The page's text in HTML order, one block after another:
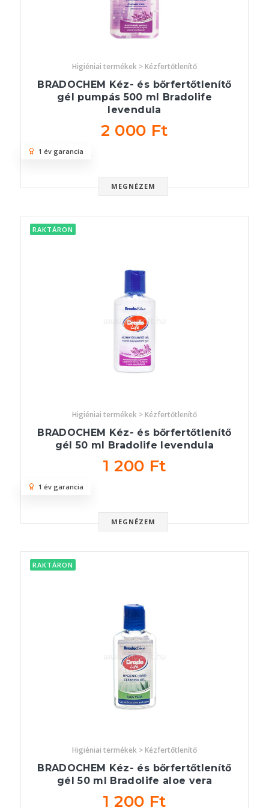
Higiéniai termékek > Kézfertőtlenítő
BRADOCHEM Kéz- és bőrfertőtlenítő
gél pumpás 500 ml Bradolife
levendula
2 000 Ft
MEGNÉZEM
1 év garancia
RAKTÁRON
Higiéniai termékek > Kézfertőtlenítő
BRADOCHEM Kéz- és bőrfertőtlenítő
gél 50 ml Bradolife levendula
1 200 Ft
MEGNÉZEM
1 év garancia
RAKTÁRON
Higiéniai termékek > Kézfertőtlenítő
BRADOCHEM Kéz- és bőrfertőtlenítő
gél 50 ml Bradolife aloe vera
1 200 Ft